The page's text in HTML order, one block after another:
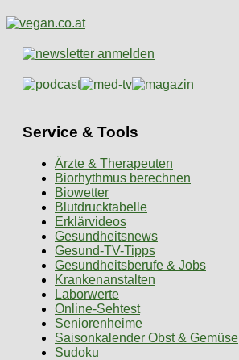
Service & Tools
Ärzte & Therapeuten
Biorhythmus berechnen
Biowetter
Blutdrucktabelle
Erklärvideos
Gesundheitsnews
Gesund-TV-Tipps
Gesundheitsberufe & Jobs
Krankenanstalten
Laborwerte
Online-Sehtest
Seniorenheime
Saisonkalender Obst & Gemüse
Sudoku